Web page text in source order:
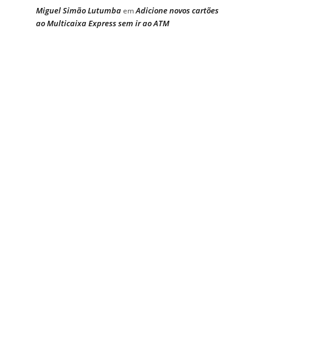
Miguel Simão LutumbaemAdicione novos cartões
ao Multicaixa Express sem ir ao ATM